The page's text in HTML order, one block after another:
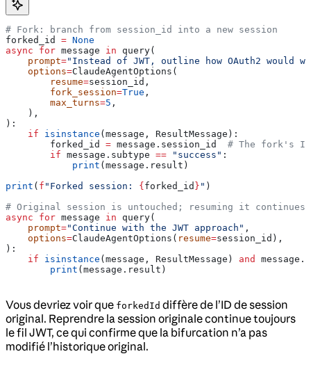
# Fork: branch from session_id into a new session
forked_id = None
async for message in query(
    prompt
="Instead of JWT, outline how OAuth2 would
    options
=ClaudeAgentOptions(
        resume
=session_id,
        fork_session
=True ,
        max_turns
=5 ,
    ),
):
    if
isinstance (message, ResultMessage):
        forked_id
= message.session_id # The fork's
        if
message.subtype == "success" :
            print
(message.result)
print ( f "Forked session: { forked_id } " )
# Original session is untouched; resuming it continues
async for message in query(
    prompt
="Continue with the JWT approach" ,
    options
=ClaudeAgentOptions( resume=session_id),
):
    if
isinstance (message, ResultMessage) and
        print
(message.result)
Vous devriez voir que forkedId diffère de l’ID de session
original. Reprendre la session originale continue toujours
le fil JWT, ce qui confirme que la bifurcation n’a pas
modifié l’historique original.